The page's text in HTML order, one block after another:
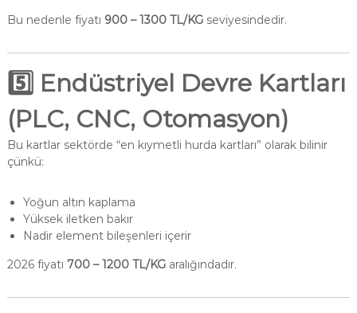
Bu nedenle fiyatı 900 – 1300 TL/KGseviyesindedir.
5️⃣ Endüstriyel Devre Kartları
(PLC, CNC, Otomasyon)
Bu kartlar sektörde “en kıymetli hurda kartları” olarak bilinir
çünkü:
Yoğun altın kaplama
Yüksek iletken bakır
Nadir element bileşenleri içerir
2026 fiyatı 700 – 1200 TL/KGaralığındadır.